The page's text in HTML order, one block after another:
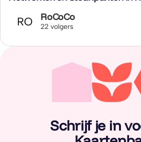
RO RoCoCo
22 volgers
Schrijf je in